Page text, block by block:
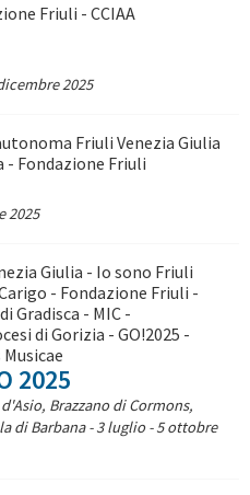
Friuli - CCIAA
2025
Friuli Venezia Giulia
- Fondazione Friuli
2025
Giulia - Io sono Friuli
- Fondazione Friuli -
Gradisca - MIC -
di Gorizia - GO!2025 -
2025
Brazzano di Cormons,
di Barbana - 3 luglio - 5 ottobre